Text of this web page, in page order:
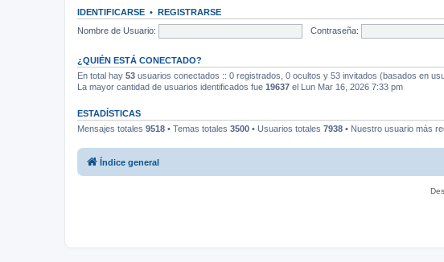
IDENTIFICARSE • REGISTRARSE
Nombre de Usuario:
Contraseña:
¿QUIÉN ESTÁ CONECTADO?
En total hay 53 usuarios conectados :: 0 registrados, 0 ocultos y 53 invitados (basados en
La mayor cantidad de usuarios identificados fue 19637 el Lun Mar 16, 2026 7:33 pm
ESTADÍSTICAS
Mensajes totales 9518 • Temas totales 3500 • Usuarios totales 7938 • Nuestro usuario más
Índice general